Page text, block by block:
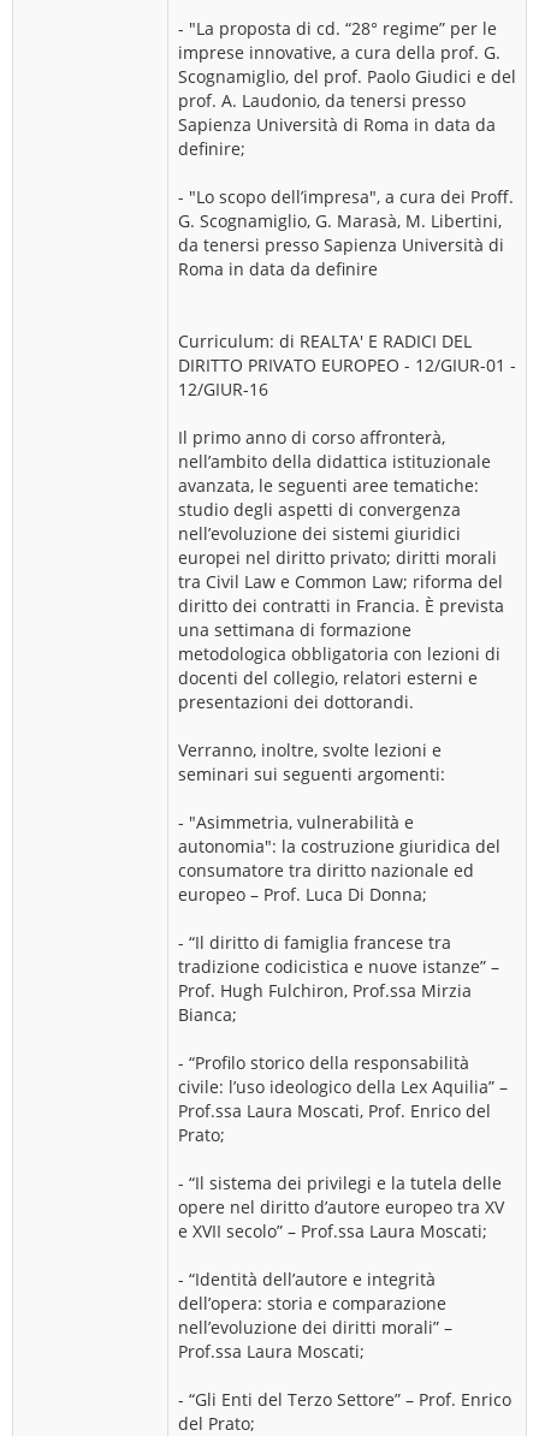
- "La proposta di cd. “28° regime” per le
imprese innovative, a cura della prof. G.
Scognamiglio, del prof. Paolo Giudici e del
prof. A. Laudonio, da tenersi presso
Sapienza Università di Roma in data da
definire;
- "Lo scopo dell’impresa", a cura dei Proff.
G. Scognamiglio, G. Marasà, M. Libertini,
da tenersi presso Sapienza Università di
Roma in data da definire
Curriculum: di REALTA' E RADICI DEL
DIRITTO PRIVATO EUROPEO - 12/GIUR-01 -
12/GIUR-16
Il primo anno di corso affronterà,
nell’ambito della didattica istituzionale
avanzata, le seguenti aree tematiche:
studio degli aspetti di convergenza
nell’evoluzione dei sistemi giuridici
europei nel diritto privato; diritti morali
tra Civil Law e Common Law; riforma del
diritto dei contratti in Francia. È prevista
una settimana di formazione
metodologica obbligatoria con lezioni di
docenti del collegio, relatori esterni e
presentazioni dei dottorandi.
Verranno, inoltre, svolte lezioni e
seminari sui seguenti argomenti:
- "Asimmetria, vulnerabilità e
autonomia": la costruzione giuridica del
consumatore tra diritto nazionale ed
europeo – Prof. Luca Di Donna;
- “Il diritto di famiglia francese tra
tradizione codicistica e nuove istanze” –
Prof. Hugh Fulchiron, Prof.ssa Mirzia
Bianca;
- “Profilo storico della responsabilità
civile: l’uso ideologico della Lex Aquilia” –
Prof.ssa Laura Moscati, Prof. Enrico del
Prato;
- “Il sistema dei privilegi e la tutela delle
opere nel diritto d’autore europeo tra XV
e XVII secolo” – Prof.ssa Laura Moscati;
- “Identità dell’autore e integrità
dell’opera: storia e comparazione
nell’evoluzione dei diritti morali” –
Prof.ssa Laura Moscati;
- “Gli Enti del Terzo Settore” – Prof. Enrico
del Prato;